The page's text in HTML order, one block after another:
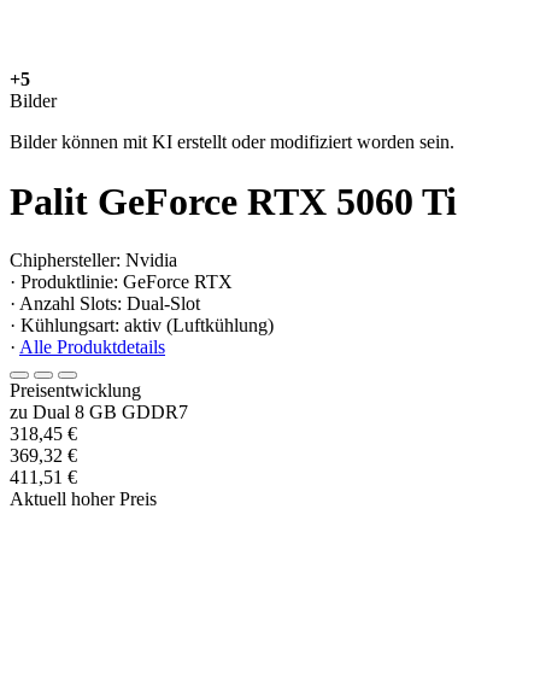
+5
Bilder
Bilder können mit KI erstellt oder modifiziert worden sein.
Palit GeForce RTX 5060 Ti
Chiphersteller: Nvidia
· Produktlinie: GeForce RTX
· Anzahl Slots: Dual-Slot
· Kühlungsart: aktiv (Luftkühlung)
· Alle Produktdetails
Preisentwicklung
zu Dual 8 GB GDDR7
318,45 €
369,32 €
411,51 €
Aktuell hoher Preis